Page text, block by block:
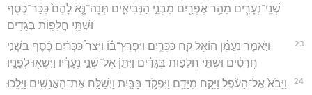
שְׁנֵֽי־נְעָרִ֛ים מֵהַ֥ר אֶפְרַ֖יִם מִבְּנֵ֣י הַנְּבִיאִ֑ים תְּנָה־נָּ֤א לָהֶם֙ כִּכַּר־כֶּ֔סֶף
וּשְׁתֵּ֖י חֲלִפ֥וֹת בְּגָדִֽים׃
23
וַיֹּ֣אמֶר נַעֲמָ֔ן הוֹאֵ֖ל קַ֣ח כִּכָּרָ֑יִם וַיִּפְרָץ־בּ֗וֹ וַיָּצַר֩ כִּכְּרַ֨יִם כֶּ֜סֶף בִּשְׁנֵ֣י
חֲרִטִ֗ים וּשְׁתֵּי֙ חֲלִפ֣וֹת בְּגָדִ֔ים וַיִּתֵּן֙ אֶל־שְׁנֵ֣י נְעָרָ֔יו וַיִּשְׂא֖וּ לְפָנָֽיו׃
24 וַיָּבֹא֙ אֶל־הָעֹ֔פֶל וַיִּקַּ֥ח מִיָּדָ֖ם וַיִּפְקֹ֣ד בַּבָּ֑יִת וַיְשַׁלַּ֥ח אֶת־הָאֲנָשִׁ֖ים וַיֵּלֵֽכוּ׃